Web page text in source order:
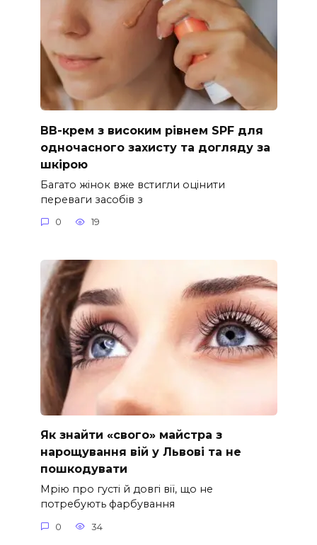
ВВ-крем з високим рівнем SPF для
одночасного захисту та догляду за
шкірою
Багато жінок вже встигли оцінити
переваги засобів з
0 19
Як знайти «свого» майстра з
нарощування вій у Львові та не
пошкодувати
Мрію про густі й довгі вії, що не
потребують фарбування
0 34